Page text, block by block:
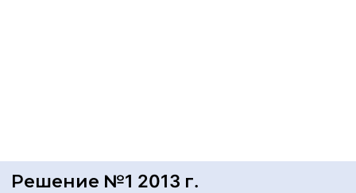
Решение №1 2013 г.